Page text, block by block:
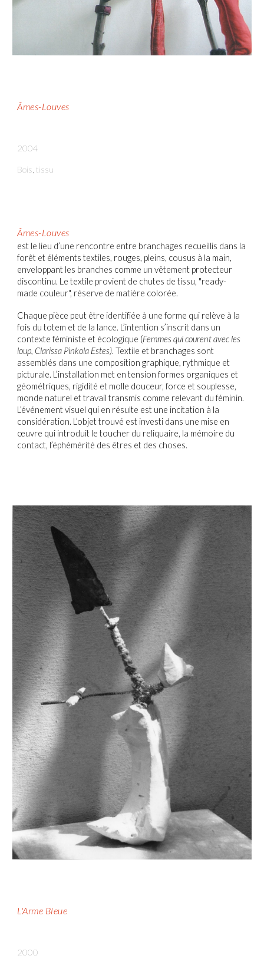
Âmes-Louves
2004
Bois, tissu
Âmes-Louves
est le lieu d’une rencontre entre branchages recueillis dans la
forêt et éléments textiles, rouges, pleins, cousus à la main,
enveloppant les branches comme un vêtement protecteur
discontinu. Le textile provient de chutes de tissu, "ready-
made couleur", réserve de matière colorée.
Chaque pièce peut être identifiée à une forme qui relève à la
fois du totem et de la lance. L’intention s’inscrit dans un
contexte féministe et écologique (Femmes qui courent avec les
loup, Clarissa Pinkola Estes). Textile et branchages sont
assemblés dans une composition graphique, rythmique et
picturale. L’installation met en tension formes organiques et
géométriques, rigidité et molle douceur, force et souplesse,
monde naturel et travail transmis comme relevant du féminin.
L’événement visuel qui en résulte est une incitation à la
considération. L’objet trouvé est investi dans une mise en
œuvre qui introduit le toucher du reliquaire, la mémoire du
contact, l’éphémérité des êtres et des choses.
L'Arme Bleue
2000